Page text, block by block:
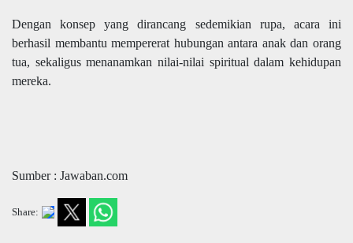
Dengan konsep yang dirancang sedemikian rupa, acara ini
berhasil membantu mempererat hubungan antara anak dan orang
tua, sekaligus menanamkan nilai-nilai spiritual dalam kehidupan
mereka.
Sumber : Jawaban.com
Share: